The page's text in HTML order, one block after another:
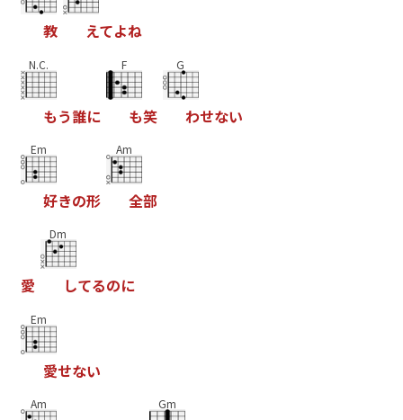
教 えてよね
N.C.
もう誰に
F
も笑
G
わせない
Em
好きの形
Am
全部
愛
Dm
してるのに
Em
愛せない
Am Gm